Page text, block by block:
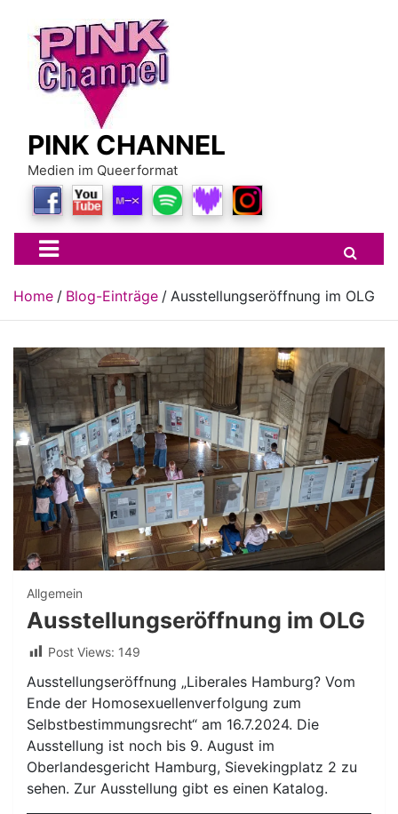
content
PINK CHANNEL
Medien im Queerformat
Home Blog-Einträge Ausstellungseröffnung im OLG
Allgemein
Ausstellungseröffnung im OLG
Post Views: 149
Ausstellungseröffnung „Liberales Hamburg? Vom
Ende der Homosexuellenverfolgung zum
Selbstbestimmungsrecht“ am 16.7.2024. Die
Ausstellung ist noch bis 9. August im
Oberlandesgericht Hamburg, Sievekingplatz 2 zu
sehen. Zur Ausstellung gibt es einen Katalog.